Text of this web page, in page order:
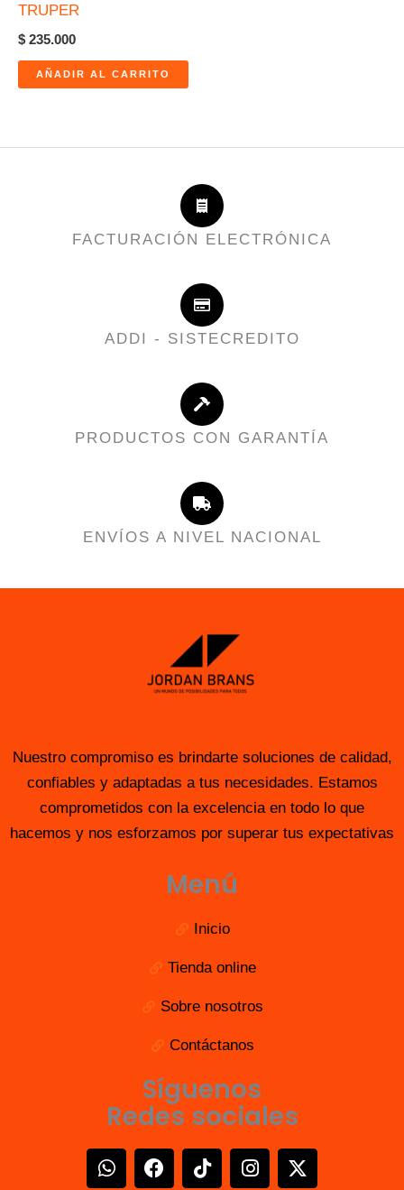
TRUPER
$ 235.000
AÑADIR AL CARRITO
FACTURACIÓN ELECTRÓNICA
ADDI - SISTECREDITO
PRODUCTOS CON GARANTÍA
ENVÍOS A NIVEL NACIONAL
Nuestro compromiso es brindarte soluciones de calidad,
confiables y adaptadas a tus necesidades. Estamos
comprometidos con la excelencia en todo lo que
hacemos y nos esforzamos por superar tus expectativas
Menú
Inicio
Tienda online
Sobre nosotros
Contáctanos
Síguenos
Redes sociales
W
h
F
a
T
i
I
n
X
-